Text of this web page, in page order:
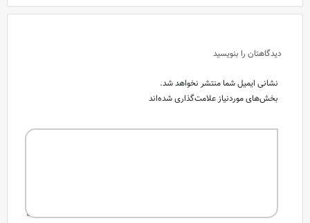
دیدگاهتان را بنویسید
نشانی ایمیل شما منتشر نخواهد شد.
بخش‌های موردنیاز علامت‌گذاری شده‌اند